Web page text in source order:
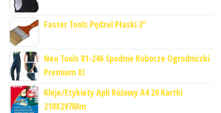
Faster Tools Pędzel Płaski 3"
Neo Tools 81-246 Spodnie Robocze Ogrodniczki
Premium Xl
Kleje/Etykiety Apli Różowy A4 20 Kartki
210X297Mm